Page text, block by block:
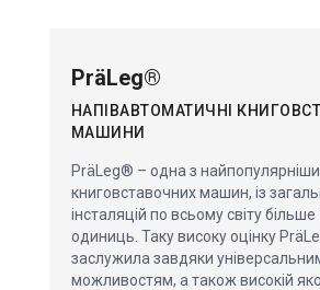
PräLeg®
НАПІВАВТОМАТИЧНІ
МАШИНИ
PräLeg® – одна з
книговставочних машин, із
інсталяцій по всьому світу
одиниць. Таку високу оцінку
заслужила завдяки
можливостям, а також високій